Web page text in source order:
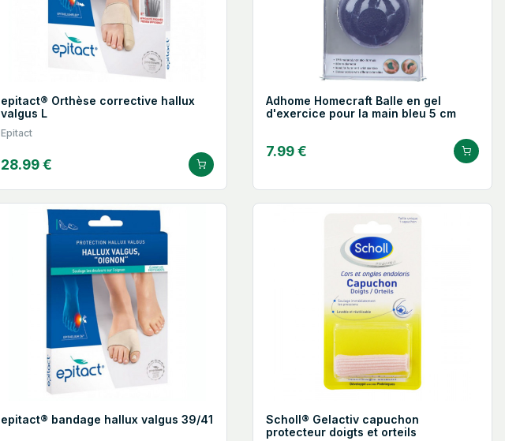
epitact® Orthèse corrective hallux
valgus L
Epitact
28.99 €
Adhome Homecraft Balle en gel
d'exercice pour la main bleu 5 cm
7.99 €
epitact® bandage hallux valgus 39/41
Scholl® Gelactiv capuchon
protecteur doigts et orteils